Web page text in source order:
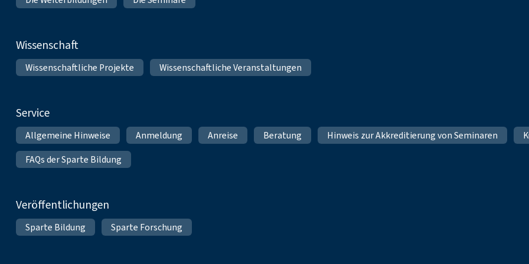
Wissenschaft
Wissenschaftliche Projekte Wissenschaftliche Veranstaltungen
Service
Allgemeine Hinweise Anmeldung Anreise Beratung Hinweis zur Akkreditierung von Seminaren
FAQs der Sparte Bildung
Veröffentlichungen
Sparte Bildung Sparte Forschung